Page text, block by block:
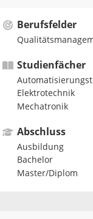
Berufsfelder
Studienfächer
Elektrotechnik
Mechatronik
Abschluss
Ausbildung
Bachelor
Master/Diplom